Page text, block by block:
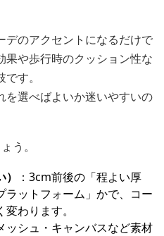
デのアクセントになるだけで
果や歩行時のクッション性な
す。
を選べばよいか迷いやすいの
う。
：3cm前後の「程よい厚
ットフォーム」かで、コー
わります。
ッシュ・キャンバスなど素材